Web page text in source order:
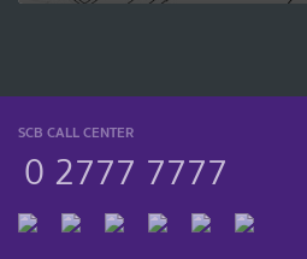
SCB CALL CENTER
0 2777 7777